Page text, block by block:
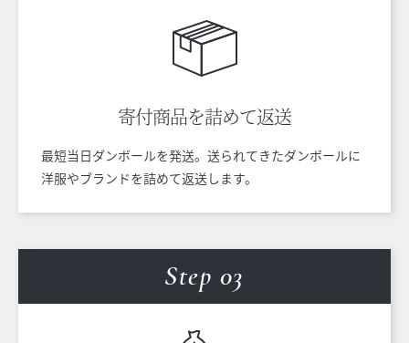
寄付商品を詰めて返送
最短当日ダンボールを発送。送られてきたダンボールに
洋服やブランドを詰めて返送します。
Step 03